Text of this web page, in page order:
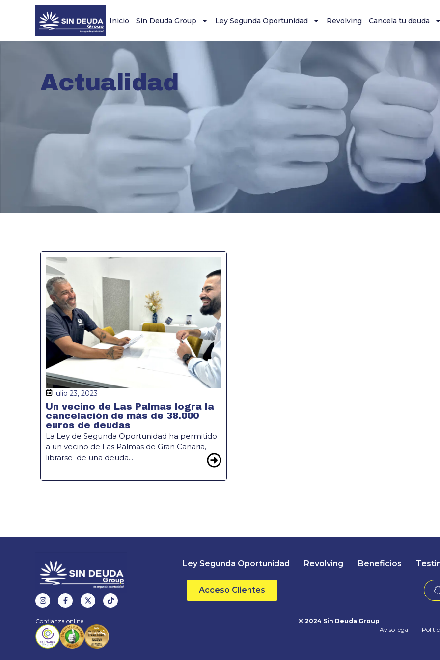
Inicio Sin Deuda Group Ley Segunda Oportunidad Revolving Cancela tu deuda
Actualidad
julio 23, 2023
Un vecino de Las Palmas logra la
cancelación de más de 38.000
euros de deudas
La Ley de Segunda Oportunidad ha permitido
a un vecino de Las Palmas de Gran Canaria,
librarse de una deuda...
Ley Segunda Oportunidad Revolving Beneficios
Acceso Clientes
Confianza online
Aviso legal
© 2024 Sin Deuda Group